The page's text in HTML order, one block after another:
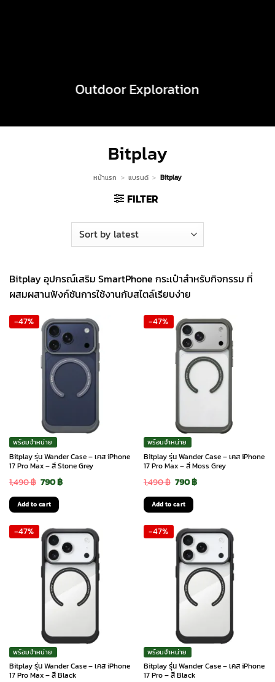
Outdoor Exploration
Bitplay
หน้าแรก > แบรนด์ > Bitplay
FILTER
Bitplay อุปกรณ์เสริม SmartPhone กระเป๋าสำหรับกิจกรรม ที่
ผสมผสานฟังก์ชันการใช้งานกับสไตล์เรียบง่าย
-47%
พร้อมจำหน่าย
Bitplay รุ่น Wander Case – เคส iPhone
17 Pro Max – สี Stone Grey
1,490฿ Original
price
was:
1,490 ฿.
790฿Current
790 ฿.
Add to cart
-47%
พร้อมจำหน่าย
Bitplay รุ่น Wander Case – เคส iPhone
17 Pro Max – สี Moss Grey
1,490฿ Original
price
was:
1,490 ฿.
790฿Current
790 ฿.
Add to cart
-47%
พร้อมจำหน่าย
Bitplay รุ่น Wander Case – เคส iPhone
17 Pro Max – สี Black
-47%
พร้อมจำหน่าย
Bitplay รุ่น Wander Case – เคส iPhone
17 Pro – สี Black